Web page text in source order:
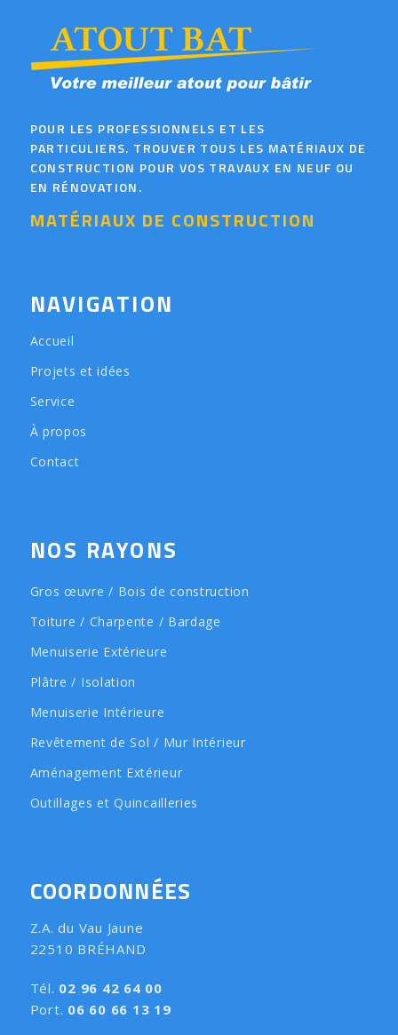
POUR LES PROFESSIONNELS ET LES
PARTICULIERS. TROUVER TOUS LES MATÉRIAUX DE
CONSTRUCTION POUR VOS TRAVAUX EN NEUF OU
EN RÉNOVATION.
MATÉRIAUX DE CONSTRUCTION
NAVIGATION
Accueil
Projets et idées
Service
À propos
Contact
NOS RAYONS
Gros œuvre / Bois de construction
Toiture / Charpente / Bardage
Menuiserie Extérieure
Plâtre / Isolation
Menuiserie Intérieure
Revêtement de Sol / Mur Intérieur
Aménagement Extérieur
Outillages et Quincailleries
COORDONNÉES
Z.A. du Vau Jaune
22510 BRÉHAND
Tél. 02 96 42 64 00
Port. 06 60 66 13 19